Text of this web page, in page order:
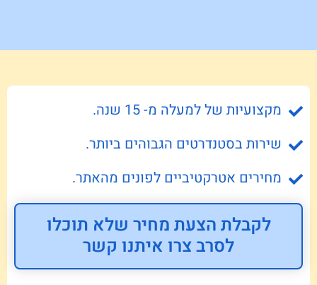
מקצועיות של למעלה מ- 15 שנה.
שירות בסטנדרטים הגבוהים ביותר.
מחירים אטרקטיביים לפונים מהאתר.
לקבלת הצעת מחיר שלא תוכלו
לסרב צרו איתנו קשר